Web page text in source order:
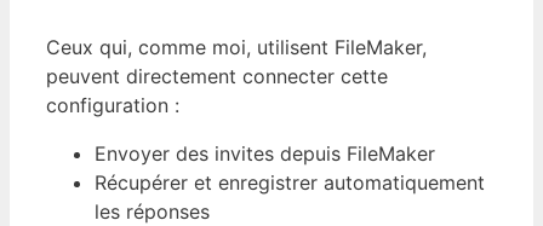
Ceux qui, comme moi, utilisent FileMaker,
peuvent directement connecter cette
configuration :
Envoyer des invites depuis FileMaker
Récupérer et enregistrer automatiquement
les réponses